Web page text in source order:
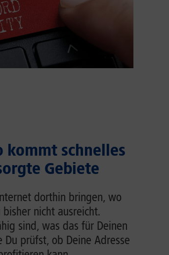
kommt schnelles
Gebiete
dorthin bringen, wo
nicht ausreicht.
sind, was das für Deinen
prüfst, ob Deine Adresse